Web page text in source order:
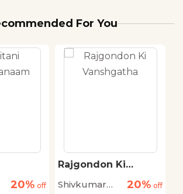
For You
20% off
Rajgondon Ki
Shivkumar
20% off